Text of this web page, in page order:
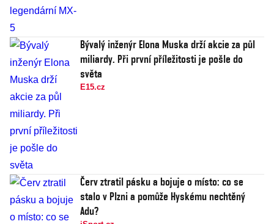
Bývalý inženýr Elona Muska drží akcie za půl
miliardy. Při první příležitosti je pošle do
světa
E15.cz
Červ ztratil pásku a bojuje o místo: co se
stalo v Plzni a pomůže Hyskému nechtěný
Adu?